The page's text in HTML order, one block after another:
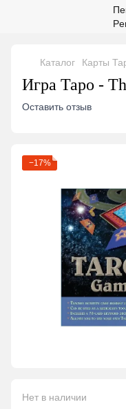
Каталог Карты
Игра Таро -
Оставить отзыв
−17%
Нет в наличии